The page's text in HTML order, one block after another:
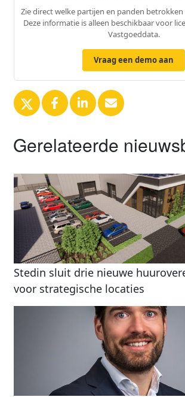
Zie direct welke partijen en panden
Deze informatie is alleen beschikbaar voor
Vastgoeddata.
Vraag een demo aan
Gerelateerde
Stedin sluit drie nieuwe
voor strategische locaties